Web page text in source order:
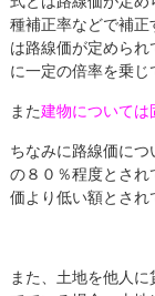
種補正率などで補正
は路線価が定めら
に一定の倍率を乗じ
また建物については
ちなみに路線価に
の８０％程度とさ
価より低い額とされ
また、土地を他人